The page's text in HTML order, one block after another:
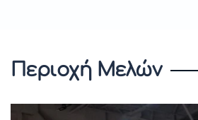
Περιοχή Μελών